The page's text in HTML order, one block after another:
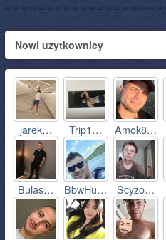
Nowi uzytkownicy
jarek… Trip1… Amok8…
Bulas… BbwHu… Scyzo…